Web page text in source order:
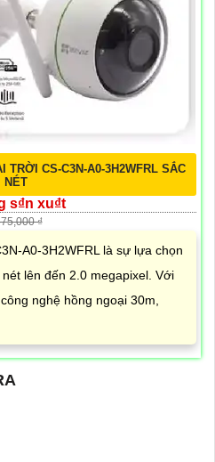
TRỜI CS-C3N-A0-3H2WFRL SẮC
NÉT
s₫n xu₫t
₫
A0-3H2WFRL là sự lựa chọn
lên đến 2.0 megapixel. Với
nghệ hồng ngoại 30m,